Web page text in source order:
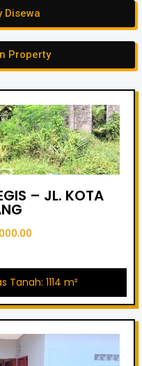
Disewa
Property
– JL. KOTA
Tanah: 1114 m²